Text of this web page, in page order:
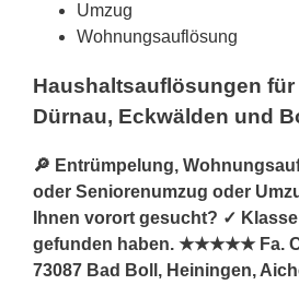
Umzug
Wohnungsauflösung
Haushaltsauflösungen für
Dürnau, Eckwälden und
🔎 Entrümpelung,
oder Seniorenumzug oder
Ihnen vorort gesucht? ✓
gefunden haben. ★★★★★ Fa.
73087 Bad Boll, Heiningen,